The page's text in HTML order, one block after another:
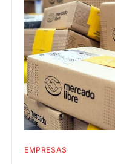
EMPRESAS